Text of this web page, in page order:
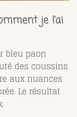
je l’ai
bleu paon
des coussins
aux nuances
Le résultat